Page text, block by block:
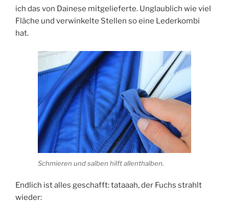
ich das von Dainese mitgelieferte. Unglaublich wie viel
Fläche und verwinkelte Stellen so eine Lederkombi
hat.
Schmieren und salben hilft allenthalben.
Endlich ist alles geschafft: tataaah, der Fuchs strahlt
wieder: